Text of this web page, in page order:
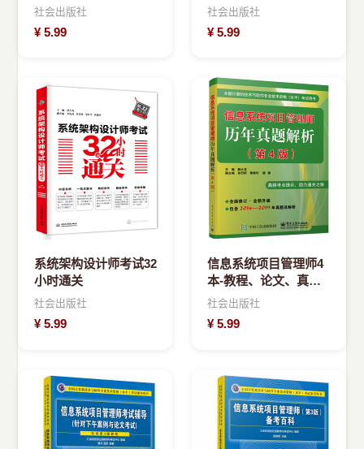
社会出版社
¥ 5.99
题、案例(以标题为
社会出版社
¥ 5.99
系统架构设计师考试32
小时通关
社会出版社
¥ 5.99
信息系统项目管理师4
本-教程、论文、真
题、案例(以标题为
社会出版社
¥ 5.99